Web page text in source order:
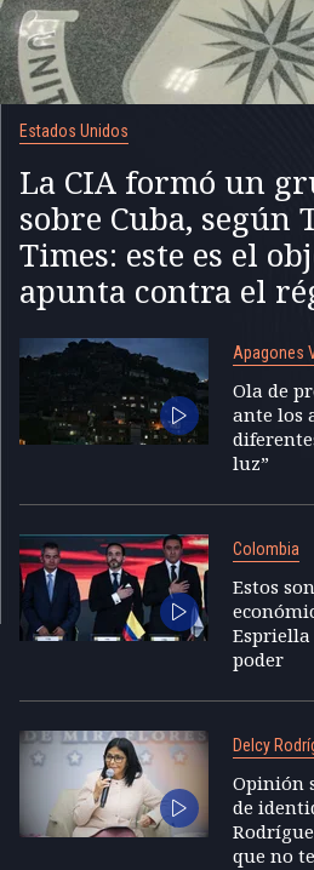
Estados Unidos
La CIA formó un
sobre Cuba, según
Times: este es el
apunta contra el
Apagones
Ola de
ante los
luz”
Colombia
Estos
poder
Delcy
Opinión
de
que no